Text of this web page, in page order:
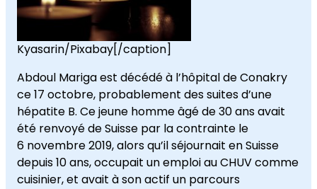
Kyasarin/Pixabay[/caption]
Abdoul Mariga est décédé à l’hôpital de Conakry
ce 17 octobre, probablement des suites d’une
hépatite B. Ce jeune homme âgé de 30 ans avait
été renvoyé de Suisse par la contrainte le
6 novembre 2019, alors qu’il séjournait en Suisse
depuis 10 ans, occupait un emploi au CHUV comme
cuisinier, et avait à son actif un parcours